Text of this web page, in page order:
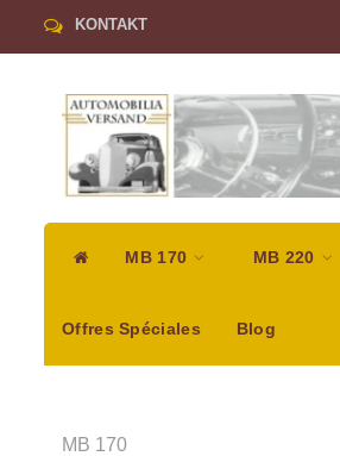
KONTAKT
MB 170 MB 220
Offres Spéciales Blog
MB 170